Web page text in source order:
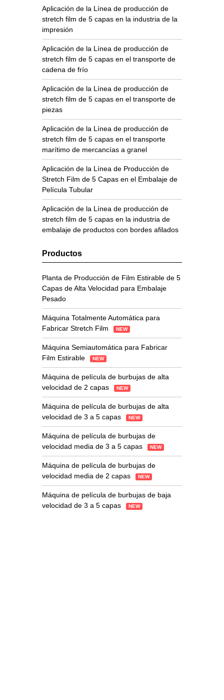
Aplicación de la Línea de producción de
stretch film de 5 capas en la industria de la
impresión
Aplicación de la Línea de producción de
stretch film de 5 capas en el transporte de
cadena de frío
Aplicación de la Línea de producción de
stretch film de 5 capas en el transporte de
piezas
Aplicación de la Línea de producción de
stretch film de 5 capas en el transporte
marítimo de mercancías a granel
Aplicación de la Línea de Producción de
Stretch Film de 5 Capas en el Embalaje de
Película Tubular
Aplicación de la Línea de producción de
stretch film de 5 capas en la industria de
embalaje de productos con bordes afilados
Productos
Planta de Producción de Film Estirable de 5
Capas de Alta Velocidad para Embalaje
Pesado
Máquina Totalmente Automática para
Fabricar Stretch Film
NEW
Máquina Semiautomática para Fabricar
Film Estirable
NEW
Máquina de película de burbujas de alta
velocidad de 2 capas
NEW
Máquina de película de burbujas de alta
velocidad de 3 a 5 capas
NEW
Máquina de película de burbujas de
velocidad media de 3 a 5 capas
NEW
Máquina de película de burbujas de
velocidad media de 2 capas
NEW
Máquina de película de burbujas de baja
velocidad de 3 a 5 capas
NEW